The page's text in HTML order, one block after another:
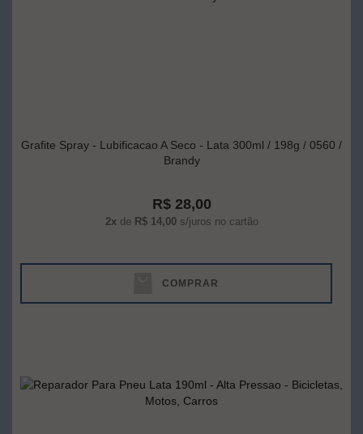
Grafite Spray - Lubificacao A Seco - Lata 300ml / 198g / 0560 /
Brandy
R$ 28,00
2xde R$ 14,00s/juros no cartão
COMPRAR